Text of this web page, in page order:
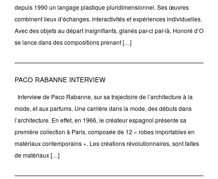
depuis 1990 un langage plastique pluridimensionnel. Ses œuvres
combinent lieux d’échanges, interactivités et expériences individuelles.
Avec des objets au départ insignifiants, glanés par-ci par-là, Honoré d’O
se lance dans des compositions prenant […]
PACO RABANNE INTERVIEW
Interview de Paco Rabanne, sur sa trajectoire de l’architecture à la
mode, et aux parfums. Une carrière dans la mode, des débuts dans
l’architecture. En effet, en 1966, le créateur espagnol présente sa
première collection à Paris, composée de 12 « robes importables en
matériaux contemporains ». Les créations révolutionnaires, sont faites
de matériaux […]